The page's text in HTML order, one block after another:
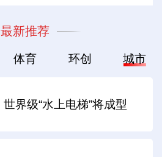
最新推荐
体育 环创 城市
世界级“水上电梯”将成型